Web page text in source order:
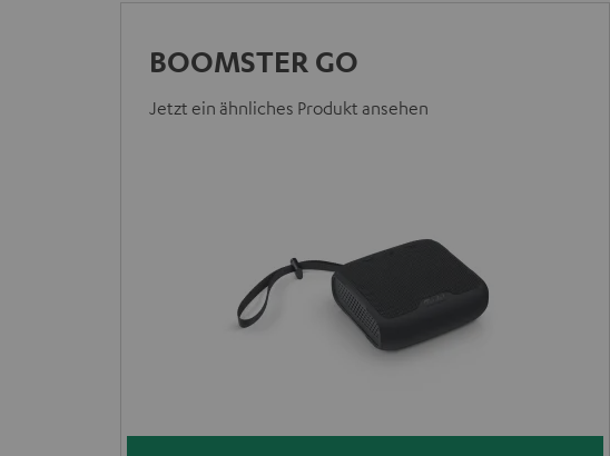
BOOMSTER GO
Jetzt ein ähnliches Produkt ansehen